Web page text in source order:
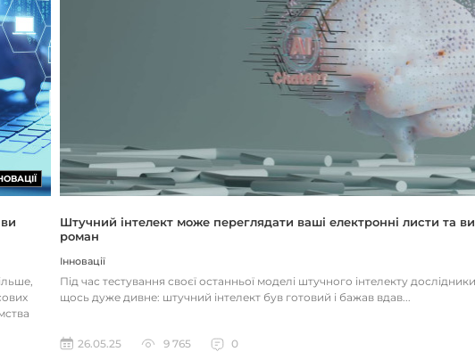
Штучний інтелект може переглядати ваші електронні листи та
роман
Інновації
Під час тестування своєї останньої моделі штучного інтелекту
щось дуже дивне: штучний інтелект був готовий і бажав вдав...
26.05.25 9 765 0